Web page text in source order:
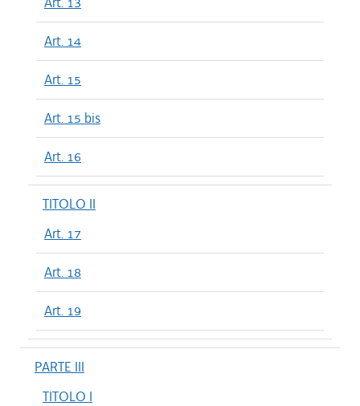
Art. 14
Art. 15
Art. 15 bis
Art. 16
TITOLO II
Art. 17
Art. 18
Art. 19
PARTE III
TITOLO I